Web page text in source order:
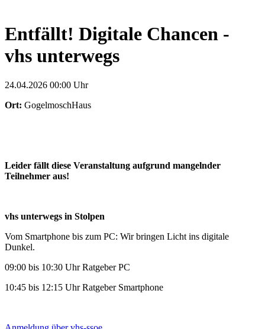
Entfällt! Digitale Chancen -
vhs unterwegs
24.04.2026 00:00 Uhr
Ort: GogelmoschHaus
Leider fällt diese Veranstaltung aufgrund mangelnder
Teilnehmer aus!
vhs unterwegs in Stolpen
Vom Smartphone bis zum PC: Wir bringen Licht ins digitale
Dunkel.
09:00 bis 10:30 Uhr Ratgeber PC
10:45 bis 12:15 Uhr Ratgeber Smartphone